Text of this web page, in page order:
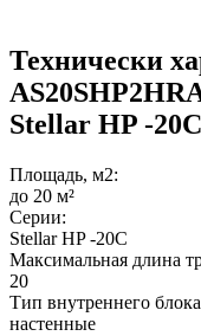
Технически
Stellar HP -20С
Площадь, м2:
до 20 м²
Серии:
Stellar HP -20С
Максимальная длина
20
Тип внутреннего
настенные